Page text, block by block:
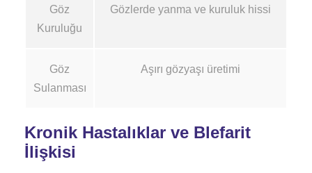
Göz
Kuruluğu
Gözlerde yanma ve kuruluk hissi
Göz
Sulanması
Aşırı gözyaşı üretimi
Kronik Hastalıklar ve Blefarit
İlişkisi